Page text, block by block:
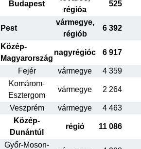
Budapest
régióa
525
Pest
vármegye,
régiób
6 392
Közép-
Magyarország
nagyrégióc 6 917
Fejér vármegye 4 359
Komárom-
Esztergom
vármegye 2 264
Veszprém vármegye 4 463
Közép-
Dunántúl
régió 11 086
Győr-Moson-